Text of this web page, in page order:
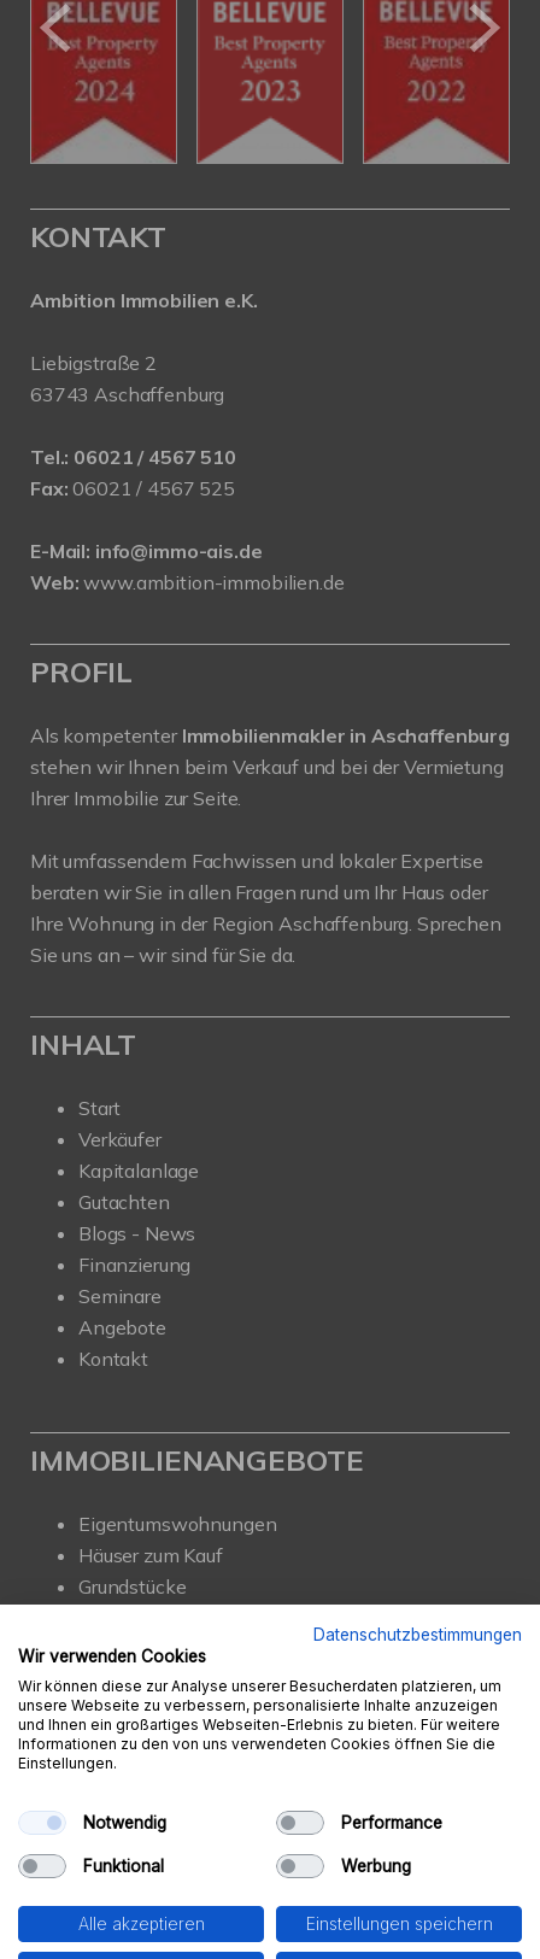
KONTAKT
Ambition Immobilien e.K.
Liebigstraße 2
63743 Aschaffenburg
Tel.: 06021 / 4567 510
Fax: 06021 / 4567 525
E-Mail: info@immo-ais.de
Web: www.ambition-immobilien.de
PROFIL
Als kompetenter Immobilienmakler in Aschaffenburg
stehen wir Ihnen beim Verkauf und bei der Vermietung
Ihrer Immobilie zur Seite.
Mit umfassendem Fachwissen und lokaler Expertise
beraten wir Sie in allen Fragen rund um Ihr Haus oder
Ihre Wohnung in der Region Aschaffenburg. Sprechen
Sie uns an – wir sind für Sie da.
INHALT
Start
Verkäufer
Kapitalanlage
Gutachten
Blogs - News
Finanzierung
Seminare
Angebote
Kontakt
IMMOBILIENANGEBOTE
Eigentumswohnungen
Häuser zum Kauf
Grundstücke
Renditeobjekte
Gewerbeimmobilien
© Ambition Immobilien e.K. Powered by
Widerrufsbelehrung
Vertrag widerrufen
Datenschutzbestimmungen
Wir verwenden Cookies
Wir können diese zur Analyse unserer Besucherdaten platzieren, um
unsere Webseite zu verbessern, personalisierte Inhalte anzuzeigen
und Ihnen ein großartiges Webseiten-Erlebnis zu bieten. Für weitere
Informationen zu den von uns verwendeten Cookies öffnen Sie die
Einstellungen.
Notwendig Performance
Funktional Werbung
Alle akzeptieren Einstellungen speichern